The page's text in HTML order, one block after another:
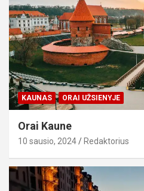
KAUNAS ORAI UŽSIENYJE
Orai Kaune
10 sausio, 2024 Redaktorius